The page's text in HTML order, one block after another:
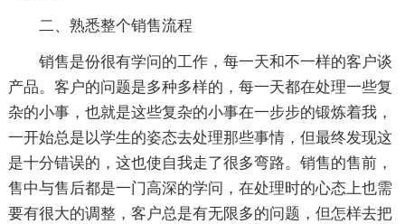
二、熟悉整个销售流程
销售是份很有学问的工作，每一天和不一样的客户谈
产品。客户的问题是多种多样的，每一天都在处理一些复
杂的小事，也就是这些复杂的小事在一步步的锻炼着我，
一开始总是以学生的姿态去处理那些事情，但最终发现这
是十分错误的，这也使自我走了很多弯路。销售的售前，
售中与售后都是一门高深的学问，在处理时的心态上也需
要有很大的调整，客户总是有无限多的问题，但怎样去把